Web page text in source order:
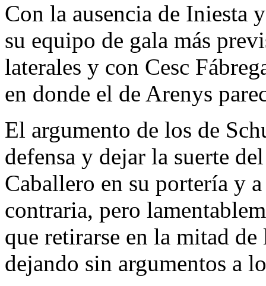
Con la ausencia de Iniesta
su equipo de gala más
laterales y con Cesc
en donde el de Arenys
El argumento de los de
defensa y dejar la suerte
Caballero en su portería y
contraria, pero
que retirarse en la mitad
dejando sin argumentos a